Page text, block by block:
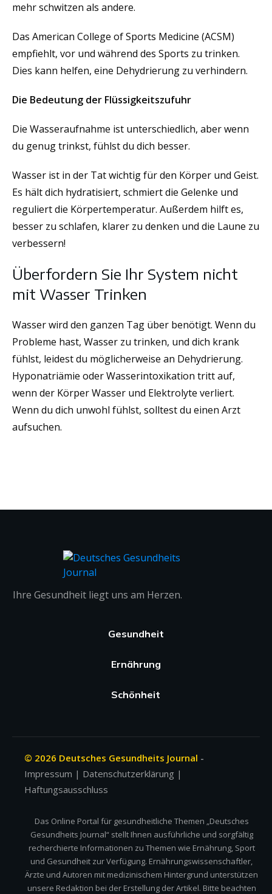
mehr schwitzen als andere.
Das American College of Sports Medicine (ACSM)
empfiehlt, vor und während des Sports zu trinken.
Dies kann helfen, eine Dehydrierung zu verhindern.
Die Bedeutung der Flüssigkeitszufuhr
Die Wasseraufnahme ist unterschiedlich, aber wenn
du genug trinkst, fühlst du dich besser.
Wasser ist in der Tat wichtig für den Körper und Geist.
Es hält dich hydratisiert, schmiert die Gelenke und
reguliert die Körpertemperatur. Außerdem hilft es,
besser zu schlafen, klarer zu denken und die Laune zu
verbessern!
Überfordern Sie Ihr System nicht
mit Wasser Trinken
Wasser wird den ganzen Tag über benötigt. Wenn du
Probleme hast, Wasser zu trinken, und dich krank
fühlst, leidest du möglicherweise an Dehydrierung.
Hyponatriämie oder Wasserintoxikation tritt auf,
wenn der Körper Wasser und Elektrolyte verliert.
Wenn du dich unwohl fühlst, solltest du einen Arzt
aufsuchen.
Ihre Gesundheit liegt uns am Herzen.
Gesundheit
Ernährung
Schönheit
© 2026 Deutsches Gesundheits Journal -
Impressum | Datenschutzerklärung |
Haftungsausschluss
Das Online Portal für gesundheitliche Themen „Deutsches
Gesundheits Journal“ stellt Ihnen ausführliche und sorgfältig
recherchierte Informationen zu Themen wie Ernährung, Sport
und Gesundheit zur Verfügung. Ernährungswissenschaftler,
Ärzte und Autoren mit medizinischem Hintergrund unterstützen
unsere Redaktion bei der Erstellung der Artikel. Bitte beachten